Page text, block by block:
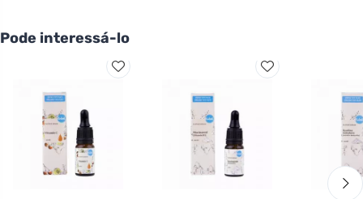
Pode interessá-lo